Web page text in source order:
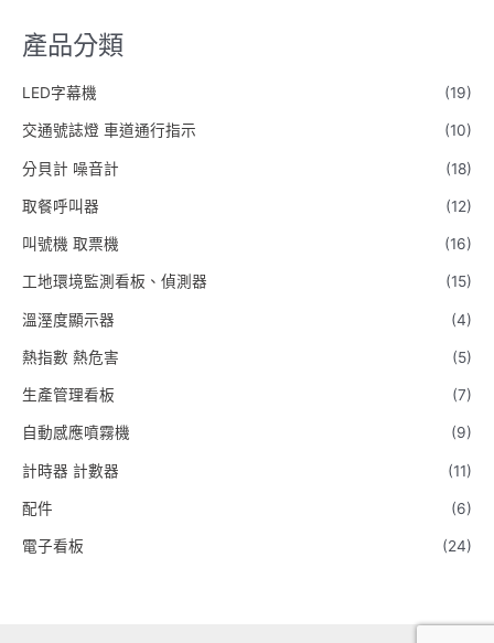
r
f
o
產品分類
LED字幕機 (19)
交通號誌燈 車道通行指示 (10)
分貝計 噪音計 (18)
取餐呼叫器 (12)
叫號機 取票機 (16)
工地環境監測看板、偵測器 (15)
溫溼度顯示器 (4)
熱指數 熱危害 (5)
生產管理看板 (7)
自動感應噴霧機 (9)
計時器 計數器 (11)
配件 (6)
電子看板 (24)